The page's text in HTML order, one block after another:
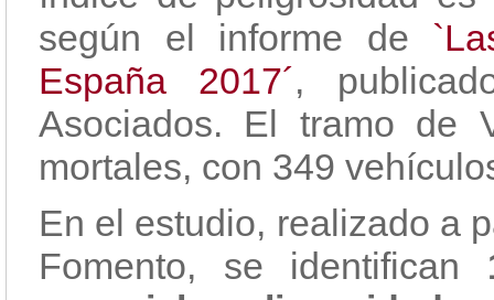
según el informe de
España 2017´,
Asociados. El tramo de
mortales, con 349
En el estudio, realizado a
Fomento, se identifican